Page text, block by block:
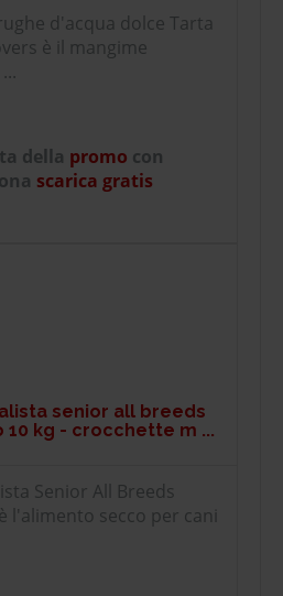
d'acqua dolce Tarta
è il mangime
della promo con
scarica gratis
senior all breeds
kg - crocchette m ...
Senior All Breeds
l'alimento secco per cani